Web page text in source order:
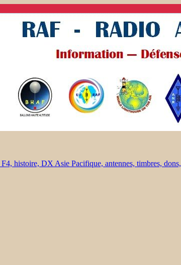
histoire, DX Asie Pacifique, antennes, timbres, dons,